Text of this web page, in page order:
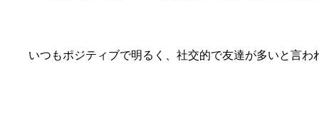
いつもポジティブで明るく、社交的で友達が多いと言わ